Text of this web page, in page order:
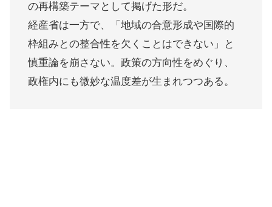
の再構築テーマとして掲げた形だ。
経産省は一方で、「地域の合意形成や国際的
枠組みとの整合性を欠くことはできない」と
慎重論を崩さない。政策の方向性をめぐり、
政権内にも微妙な温度差が生まれつつある。